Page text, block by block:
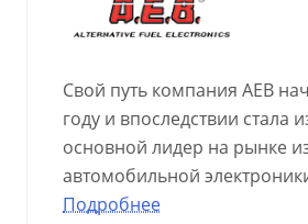
Свой путь компания AEB
году и впоследствии стала
основной лидер на рынке
автомобильной
относится и производство
Подробнее